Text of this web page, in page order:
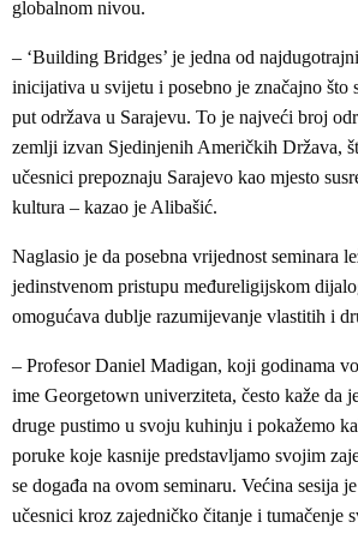
globalnom nivou.
– ‘Building Bridges’ je jedna od
inicijativa u svijetu i posebno je značajno što
put održava u Sarajevu. To je najveći broj
zemlji izvan Sjedinjenih Američkih Država,
učesnici prepoznaju Sarajevo kao mjesto
kultura – kazao je Alibašić.
Naglasio je da posebna vrijednost seminara
jedinstvenom pristupu međureligijskom
omogućava dublje razumijevanje vlastitih i
– Profesor Daniel Madigan, koji godinama
ime Georgetown univerziteta, često kaže da
druge pustimo u svoju kuhinju i pokažemo
poruke koje kasnije predstavljamo svojim
se događa na ovom seminaru. Većina sesija
učesnici kroz zajedničko čitanje i tumačenje